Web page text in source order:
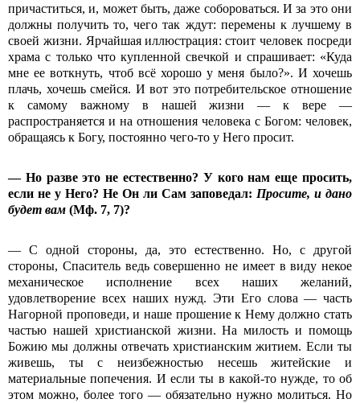
причаститься, и, может быть, даже собороваться. И за это они
должны получить то, чего так ждут: перемены к лучшему в
своей жизни. Ярчайшая иллюстрация: стоит человек посреди
храма с только что купленной свечкой и спрашивает: «Куда
мне ее воткнуть, чтоб всё хорошо у меня было?». И хочешь
плачь, хочешь смейся. И вот это потребительское отношение
к самому важному в нашей жизни — к вере —
распространяется и на отношения человека с Богом: человек,
обращаясь к Богу, постоянно чего-то у Него просит.
— Но разве это не естественно? У кого нам еще просить,
если не у Него? Не Он ли Сам заповедал: Просите, и дано
будет вам (Мф. 7, 7)?
— С одной стороны, да, это естественно. Но, с другой
стороны, Спаситель ведь совершенно не имеет в виду некое
механическое исполнение всех наших желаний,
удовлетворение всех наших нужд. Эти Его слова — часть
Нагорной проповеди, и наше прошение к Нему должно стать
частью нашей христианской жизни. На милость и помощь
Божию мы должны отвечать христианским житием. Если ты
живешь, ты с неизбежностью несешь житейские и
материальные попечения. И если ты в какой-то нужде, то об
этом можно, более того — обязательно нужно молиться. Но